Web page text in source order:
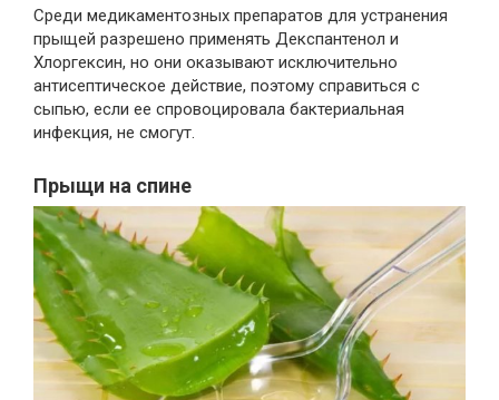
Среди медикаментозных препаратов для устранения
прыщей разрешено применять Декспантенол и
Хлоргексин, но они оказывают исключительно
антисептическое действие, поэтому справиться с
сыпью, если ее спровоцировала бактериальная
инфекция, не смогут.
Прыщи на спине